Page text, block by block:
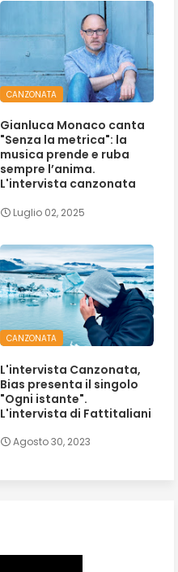
CANZONATA
Gianluca Monaco canta
"Senza la metrica": la
musica prende e ruba
sempre l’anima.
L'intervista canzonata
Luglio 02, 2025
CANZONATA
L'intervista Canzonata,
Bias presenta il singolo
"Ogni istante".
L'intervista di Fattitaliani
Agosto 30, 2023